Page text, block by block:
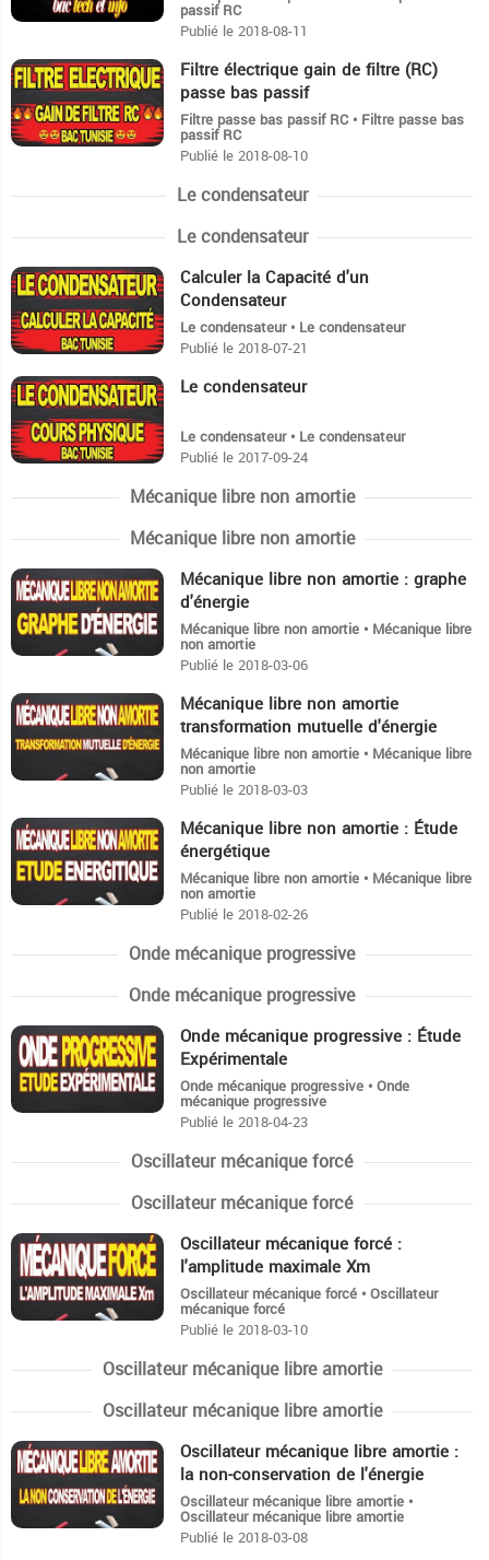
passif RC
Publié le 2018-08-11
4:35 Filtre électrique gain de filtre (RC)
passe bas passif
Filtre passe bas passif RC • Filtre passe bas
passif RC
Publié le 2018-08-10
Le condensateur
Le condensateur
3:46 Calculer la Capacité d'un
Condensateur
Le condensateur • Le condensateur
Publié le 2018-07-21
6:35 Le condensateur
Le condensateur • Le condensateur
Publié le 2017-09-24
Mécanique libre non amortie
Mécanique libre non amortie
24:49 Mécanique libre non amortie : graphe
d'énergie
Mécanique libre non amortie • Mécanique libre
non amortie
Publié le 2018-03-06
13:17 Mécanique libre non amortie
transformation mutuelle d'énergie
Mécanique libre non amortie • Mécanique libre
non amortie
Publié le 2018-03-03
31:55 Mécanique libre non amortie : Étude
énergétique
Mécanique libre non amortie • Mécanique libre
non amortie
Publié le 2018-02-26
Onde mécanique progressive
Onde mécanique progressive
8:47 Onde mécanique progressive : Étude
Expérimentale
Onde mécanique progressive • Onde
mécanique progressive
Publié le 2018-04-23
Oscillateur mécanique forcé
Oscillateur mécanique forcé
4:58 Oscillateur mécanique forcé :
l'amplitude maximale Xm
Oscillateur mécanique forcé • Oscillateur
mécanique forcé
Publié le 2018-03-10
Oscillateur mécanique libre amortie
Oscillateur mécanique libre amortie
8 Oscillateur mécanique libre amortie :
la non-conservation de l'énergie
Oscillateur mécanique libre amortie •
Oscillateur mécanique libre amortie
Publié le 2018-03-08